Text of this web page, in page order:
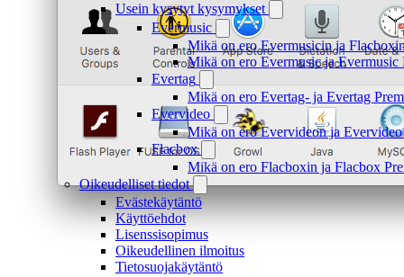
Usein kysytyt kysymykset
Evermusic
Mikä on ero Evermusicin ja
Mikä on ero Evermusic ja
Evertag
Mikä on ero Evertag- ja Evertag
Evervideo
Mikä on ero Evervideon ja
Flacbox
Mikä on ero Flacboxin ja Flacbox
Oikeudelliset tiedot
Evästekäytäntö
Käyttöehdot
Lisenssisopimus
Oikeudellinen ilmoitus
Tietosuojakäytäntö